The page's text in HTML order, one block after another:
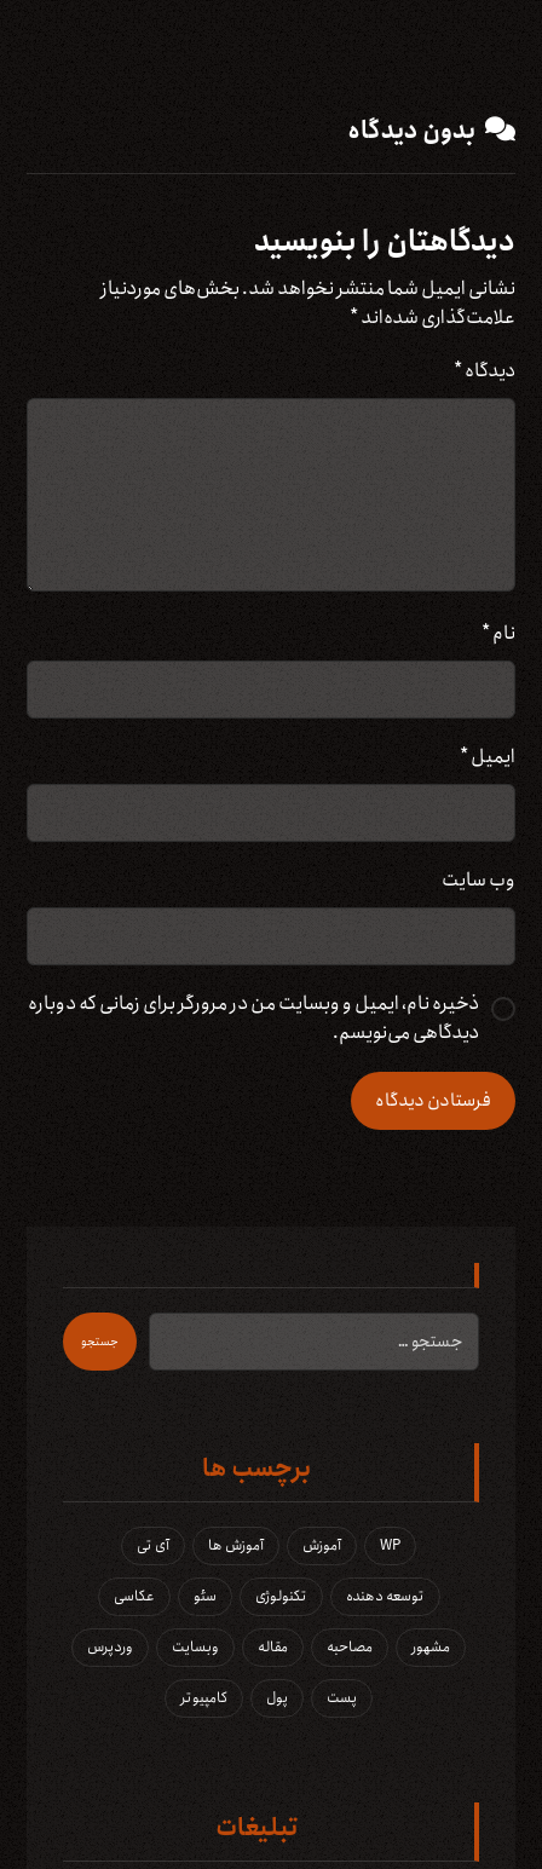
بدون دیدگاه
دیدگاهتان را بنویسید
نشانی ایمیل شما منتشر نخواهد شد.بخش‌های موردنیاز
علامت‌گذاری شده‌اند*
دیدگاه*
نام*
ایمیل*
وب‌ سایت
ذخیره نام، ایمیل و وبسایت من در مرورگر برای زمانی که دوباره
دیدگاهی می‌نویسم.
فرستادن دیدگاه
جستجو
برچسب ها
WP آموزش آموزش ها آی تی
توسعه دهنده تکنولوژی سئو عکاسی
مشهور مصاحبه مقاله وبسایت وردپرس
پست پول کامپیوتر
تبلیغات